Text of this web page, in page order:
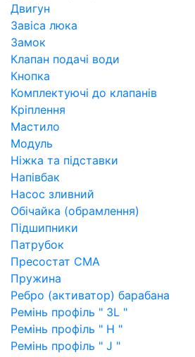
Двигун
Завіса люка
Замок
Клапан подачі води
Кнопка
Комплектуючі до клапанів
Кріплення
Мастило
Модуль
Ніжка та підставки
Напівбак
Насос зливний
Обічайка (обрамлення)
Підшипники
Патрубок
Пресостат СМА
Пружина
Ребро (активатор) барабана
Ремінь профіль " 3L "
Ремінь профіль " H "
Ремінь профіль " J "